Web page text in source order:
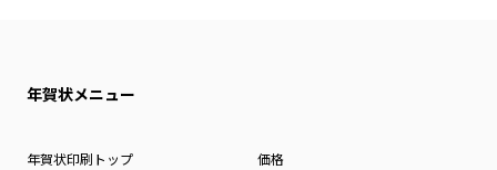
年賀状メニュー
年賀状印刷トップ 価格